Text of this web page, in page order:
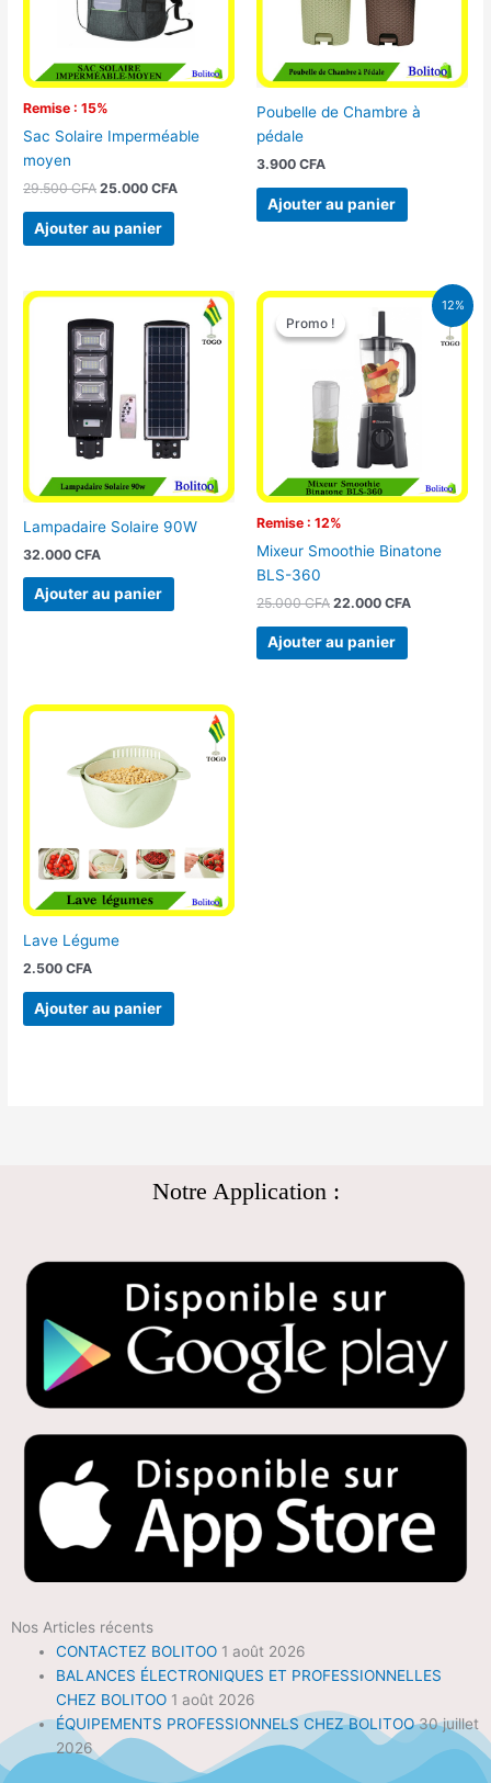
Remise : 15%
Sac Solaire Imperméable
moyen
29.500CFA 25.000CFA
Ajouter au panier
Poubelle de Chambre à
pédale
3.900 CFA
Ajouter au panier
Lampadaire Solaire 90W
32.000CFA
Ajouter au panier
12%
Promo !
Remise : 12%
Promo !
Mixeur Smoothie Binatone
BLS-360
25.000CFA
Le
prix
initial
était :
25.000 CFA.
22.000 CFA
Le
prix
actuel
est :
Ajouter au panier
Lave Légume
2.500CFA
Ajouter au panier
Notre Application :
Nos Articles récents
CONTACTEZ BOLITOO 1 août 2026
BALANCES ÉLECTRONIQUES ET PROFESSIONNELLES
CHEZ BOLITOO 1 août 2026
ÉQUIPEMENTS PROFESSIONNELS CHEZ BOLITOO 30 juillet
2026